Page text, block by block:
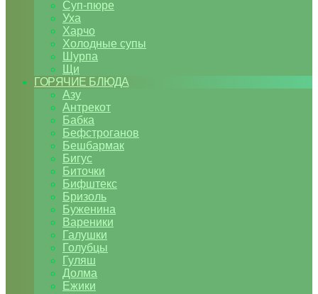
Суп-пюре
Уха
Харчо
Холодные супы
Шурпа
Щи
ГОРЯЧИЕ БЛЮДА
Азу
Антрекот
Бабка
Бефстроганов
Бешбармак
Бигус
Биточки
Бифштекс
Бризоль
Буженина
Вареники
Галушки
Голубцы
Гуляш
Долма
Ежики